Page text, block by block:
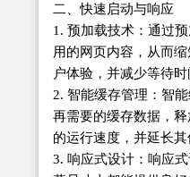
二、快速启动与响应
1. 预加载技术：通过
用的网页内容，从而
户体验，并减少等待时
2. 智能缓存管理：智
再需要的缓存数据，
的运行速度，并延长其
3. 响应式设计：响应